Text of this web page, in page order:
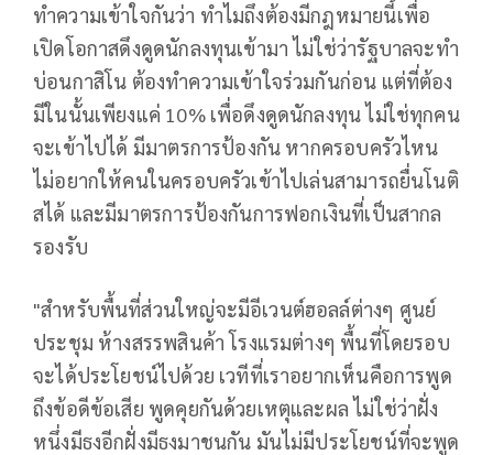
ทำความเข้าใจกันว่า ทำไมถึงต้องมีกฎหมายนี้เพื่อ
เปิดโอกาสดึงดูดนักลงทุนเข้ามา ไม่ใช่ว่ารัฐบาลจะทำ
บ่อนกาสิโน ต้องทำความเข้าใจร่วมกันก่อน แต่ที่ต้อง
มีในนั้นเพียงแค่ 10% เพื่อดึงดูดนักลงทุน ไม่ใช่ทุกคน
จะเข้าไปได้ มีมาตรการป้องกัน หากครอบครัวไหน
ไม่อยากให้คนในครอบครัวเข้าไปเล่นสามารถยื่นโนติ
สได้ และมีมาตรการป้องกันการฟอกเงินที่เป็นสากล
รองรับ
"สำหรับพื้นที่ส่วนใหญ่จะมีอีเวนต์ฮอลล์ต่างๆ ศูนย์
ประชุม ห้างสรรพสินค้า โรงแรมต่างๆ พื้นที่โดยรอบ
จะได้ประโยชน์ไปด้วย เวทีที่เราอยากเห็นคือการพูด
ถึงข้อดีข้อเสีย พูดคุยกันด้วยเหตุและผล ไม่ใช่ว่าฝั่ง
หนึ่งมีธงอีกฝั่งมีธงมาชนกัน มันไม่มีประโยชน์ที่จะพูด